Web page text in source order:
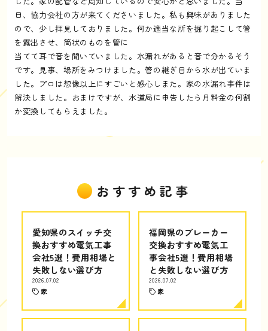
日、協力会社の方が来てくださいました。私も興味がありました
ので、少し拝見しておりました。何か適当な所を掘り起こして管
を露出させ、筒状のものを管に
当てて耳で音を聞いていました。水漏れがあると音で分かるそう
です。見事、場所をみつけました。管の継ぎ目から水が出ていま
した。プロは想像以上にすごいと感心しまた。家の水漏れ事件は
解決しました。おまけですが、水道局に申告したら月料金の何割
か変換してもらえました。
おすすめ記事
愛知県のスイッチ交
換おすすめ電気工事
会社5選！費用相場と
失敗しない選び方
2026.07.02
家
福岡県のブレーカー
交換おすすめ電気工
事会社5選！費用相場
と失敗しない選び方
2026.07.02
家